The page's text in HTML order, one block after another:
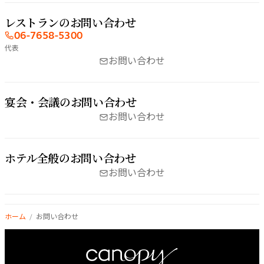
レストランの​お問い​合わせ
06-7658-5300
代表
お問い合わせ
宴会・会議の​お問い​合わせ
お問い合わせ
ホテル全般の​お問い​合わせ
お問い合わせ
ホーム お問い合わせ